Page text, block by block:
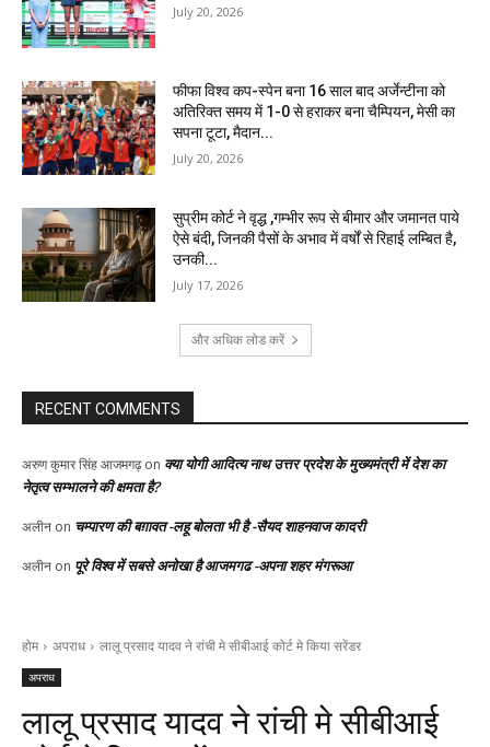
July 20, 2026
फीफा विश्व कप-स्पेन बना 16 साल बाद अर्जेन्टीना को
अतिरिक्त समय में 1-0 से हराकर बना चैम्पियन, मेसी का
सपना टूटा, मैदान...
July 20, 2026
सुप्रीम कोर्ट ने वृद्ध ,गम्भीर रूप से बीमार और जमानत पाये
ऐसे बंदी, जिनकी पैसों के अभाव में वर्षों से रिहाई लम्बित है,
उनकी...
July 17, 2026
और अधिक लोड करें
RECENT COMMENTS
अरुण कुमार सिंह आजमगढ़on क्या योगी आदित्य नाथ उत्तर प्रदेश के मुख्यमंत्री में देश का
नेतृत्व सम्भालने की क्षमता है?
अलीन on चम्पारण की बग़ावत -लहू बोलता भी है -सैयद शाहनवाज कादरी
अलीन on पूरे विश्व में सबसे अनोखा है आजमगढ -अपना शहर मंगरूआ